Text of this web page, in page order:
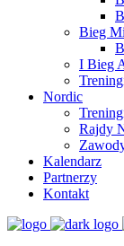
Bieg
I Bieg
Nordic
Rajdy
Kalendarz
Partnerzy
Kontakt